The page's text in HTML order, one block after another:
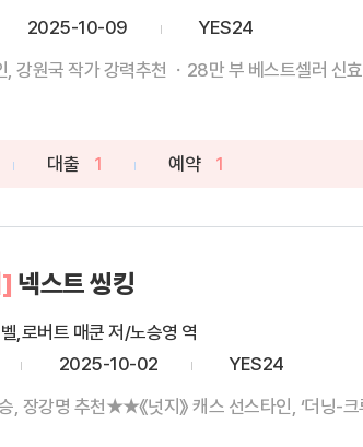
2025-10-09
YES24
, 강원국 작가 강력추천 ㆍ28만 부 베스트셀러 신
대출 1 예약 1
넥스트 씽킹
,로버트 매쿤 저/노승영 역
2025-10-02
YES24
, 장강명 추천★★《넛지》 캐스 선스타인, ‘더닝-